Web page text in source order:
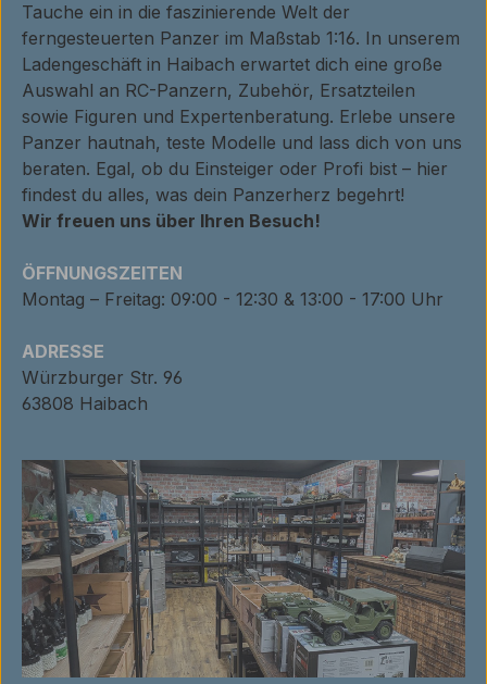
Tauche ein in die faszinierende Welt der
ferngesteuerten Panzer im Maßstab 1:16. In unserem
Ladengeschäft in Haibach erwartet dich eine große
Auswahl an RC-Panzern, Zubehör, Ersatzteilen
sowie Figuren und Expertenberatung. Erlebe unsere
Panzer hautnah, teste Modelle und lass dich von uns
beraten. Egal, ob du Einsteiger oder Profi bist – hier
findest du alles, was dein Panzerherz begehrt!
Wir freuen uns über Ihren Besuch!
ÖFFNUNGSZEITEN
Montag – Freitag: 09:00 - 12:30 & 13:00 - 17:00 Uhr
ADRESSE
Würzburger Str. 96
63808 Haibach